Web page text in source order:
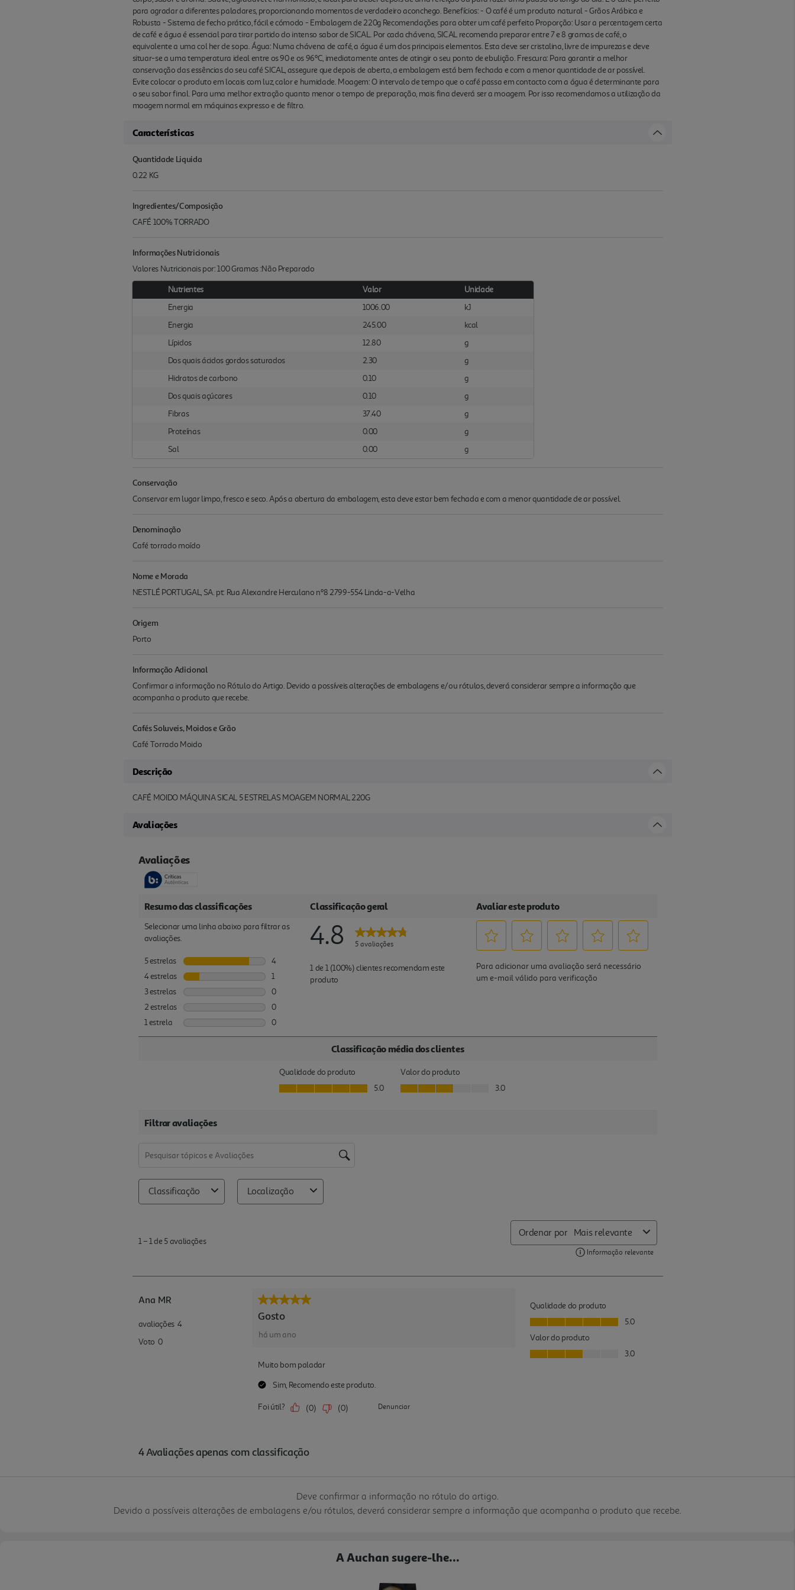
para agradar a diferentes paladares, proporcionando momentos de verdadeiro aconchego. Benefícios: - O café é um produto natural - Grãos Arábica e
Robusta - Sistema de fecho prático, fácil e cómodo - Embalagem de 220g Recomendações para obter um café perfeito Proporção: Usar a percentagem certa
de café e água é essencial para tirar partido do intenso sabor de SICAL. Por cada chávena, SICAL recomenda preparar entre 7 e 8 gramas de café, o
equivalente a uma col her de sopa. Água: Numa chávena de café, a água é um dos principais elementos. Esta deve ser cristalina, livre de impurezas e deve
situar-se a uma temperatura ideal entre os 90 e os 96ºC, imediatamente antes de atingir o seu ponto de ebulição. Frescura: Para garantir a melhor
conservação das essências do seu café SICAL, assegure que depois de aberta, a embalagem está bem fechada e com a menor quantidade de ar possível.
Evite colocar o produto em locais com luz, calor e humidade. Moagem: O intervalo de tempo que o café passa em contacto com a água é determinante para
o seu sabor final. Para uma melhor extração quanto menor o tempo de preparação, mais fina deverá ser a moagem. Por isso recomendamos a utilização da
moagem normal em máquinas expresso e de filtro.
Características
Quantidade Liquida
0.22 KG
Ingredientes/Composição
CAFÉ 100% TORRADO
Informações Nutricionais
Valores Nutricionais por: 100 Gramas :Não Preparado
Nutrientes Valor
Unidade
Energia
1006.00
kJ
Energia
245.00
kcal
Lípidos
12.80
g
Dos quais ácidos gordos saturados
2.30
g
Hidratos de carbono
0.10
g
Dos quais açúcares
0.10
g
Fibras
37.40
g
Proteínas
0.00
g
Sal
0.00 g
Conservação
Conservar em lugar limpo, fresco e seco. Após a abertura da embalagem, esta deve estar bem fechada e com a menor quantidade de ar possível.
Denominação
Café torrado moído
Nome e Morada
NESTLÉ PORTUGAL, SA. pt: Rua Alexandre Herculano nº8 2799-554 Linda-a-Velha
Origem
Porto
Informação Adicional
Confirmar a informação no Rótulo do Artigo. Devido a possíveis alterações de embalagens e/ou rótulos, deverá considerar sempre a informação que
acompanha o produto que recebe.
Cafés Soluveis, Moidos e Grão
Café Torrado Moido
Descrição
CAFÉ MOIDO MÁQUINA SICAL 5 ESTRELAS MOAGEM NORMAL 220G
Avaliações
Deve confirmar a informação no rótulo do artigo.
Devido a possíveis alterações de embalagens e/ou rótulos, deverá considerar sempre a informação que acompanha o produto que recebe.
A Auchan sugere-lhe...